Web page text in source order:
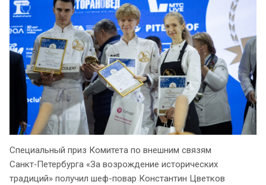
Специальный приз Комитета по внешним связям
Санкт‑Петербурга «За возрождение исторических
традиций» получил шеф-повар Константин Цветков